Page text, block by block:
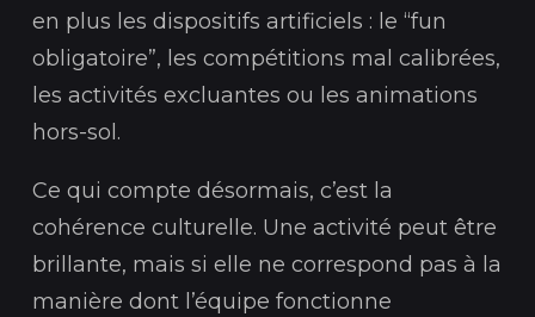
en plus les dispositifs artificiels : le “fun
obligatoire”, les compétitions mal calibrées,
les activités excluantes ou les animations
hors-sol.
Ce qui compte désormais, c’est la
cohérence culturelle. Une activité peut être
brillante, mais si elle ne correspond pas à la
manière dont l’équipe fonctionne